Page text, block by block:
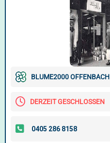
BLUME2000 OFFENBACH
DERZEIT GESCHLOSSEN